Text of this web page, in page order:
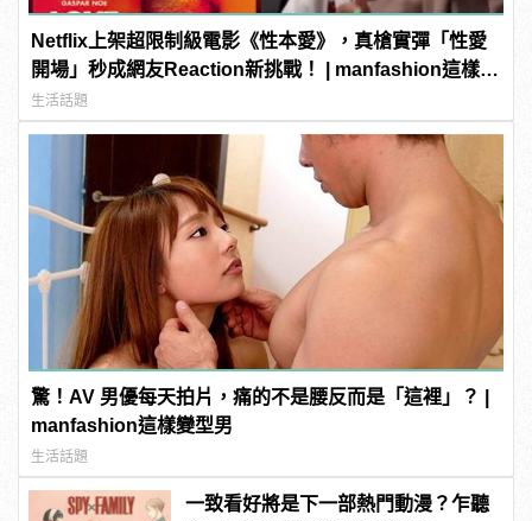
Netflix上架超限制級電影《性本愛》，真槍實彈「性愛
開場」秒成網友Reaction新挑戰！ | manfashion這樣變
型男
生活話題
驚！AV 男優每天拍片，痛的不是腰反而是「這裡」？ |
manfashion這樣變型男
生活話題
一致看好將是下一部熱門動漫？乍聽